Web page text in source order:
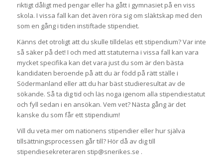
riktigt dåligt med pengar eller ha gått i gymnasiet på en viss
skola. I vissa fall kan det även röra sig om släktskap med den
som en gång i tiden instiftade stipendiet.
Känns det otroligt att du skulle tilldelas ett stipendium? Var inte
så säker på det! I och med att statuterna i vissa fall kan vara
mycket specifika kan det vara just du som är den bästa
kandidaten beroende på att du är född på rätt ställe i
Södermanland eller att du har bäst studieresultat av de
sökande. Så ta dig tid och läs noga igenom alla stipendiestatut
och fyll sedan i en ansökan. Vem vet? Nästa gång är det
kanske du som får ett stipendium!
Vill du veta mer om nationens stipendier eller hur själva
tillsättningsprocessen går till? Hör då av dig till
stipendiesekreteraren stip@snerikes.se .